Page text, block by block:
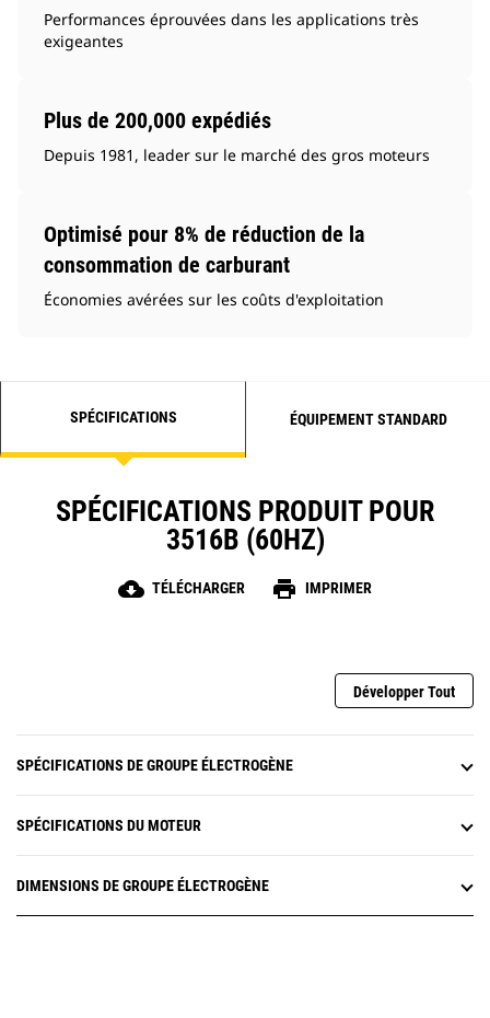
Performances éprouvées dans les applications très
exigeantes
Plus de 200,000 expédiés
Depuis 1981, leader sur le marché des gros moteurs
Optimisé pour 8% de réduction de la
consommation de carburant
Économies avérées sur les coûts d'exploitation
SPÉCIFICATIONS ÉQUIPEMENT STANDARD
SPÉCIFICATIONS PRODUIT POUR
3516B (60HZ)
cloud_download TÉLÉCHARGER print IMPRIMER
Développer Tout
SPÉCIFICATIONS DE GROUPE ÉLECTROGÈNE
SPÉCIFICATIONS DU MOTEUR
DIMENSIONS DE GROUPE ÉLECTROGÈNE